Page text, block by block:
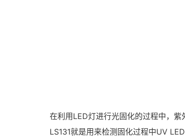
在利用LED灯进行光固化的过程中，
LS131就是用来检测固化过程中UV